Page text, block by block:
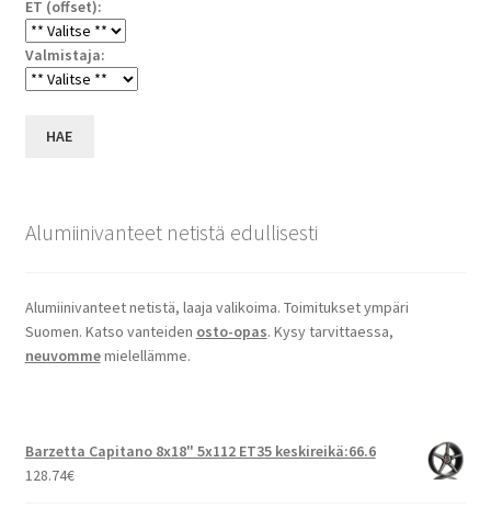
ET (offset):
Valmistaja:
HAE
Alumiinivanteet netistä edullisesti
Alumiinivanteet netistä, laaja valikoima. Toimitukset ympäri
Suomen. Katso vanteiden osto-opas. Kysy tarvittaessa,
neuvommemielellämme.
Barzetta Capitano 8x18" 5x112 ET35 keskireikä:66.6
128.74€